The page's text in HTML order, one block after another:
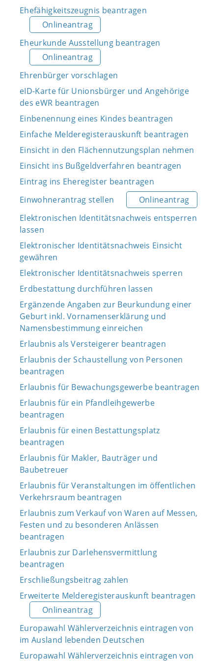
Ehefähigkeitszeugnis beantragen
Onlineantrag
Eheurkunde Ausstellung beantragen
Onlineantrag
Ehrenbürger vorschlagen
eID-Karte für Unionsbürger und Angehörige
des eWR beantragen
Einbenennung eines Kindes beantragen
Einfache Melderegisterauskunft beantragen
Einsicht in den Flächennutzungsplan nehmen
Einsicht ins Bußgeldverfahren beantragen
Eintrag ins Eheregister beantragen
Einwohnerantrag stellen
Onlineantrag
Elektronischen Identitätsnachweis entsperren
lassen
Elektronischer Identitätsnachweis Einsicht
gewähren
Elektronischer Identitätsnachweis sperren
Erdbestattung durchführen lassen
Ergänzende Angaben zur Beurkundung einer
Geburt inkl. Vornamenserklärung und
Namensbestimmung einreichen
Erlaubnis als Versteigerer beantragen
Erlaubnis der Schaustellung von Personen
beantragen
Erlaubnis für Bewachungsgewerbe beantragen
Erlaubnis für ein Pfandleihgewerbe
beantragen
Erlaubnis für einen Bestattungsplatz
beantragen
Erlaubnis für Makler, Bauträger und
Baubetreuer
Erlaubnis für Veranstaltungen im öffentlichen
Verkehrsraum beantragen
Erlaubnis zum Verkauf von Waren auf Messen,
Festen und zu besonderen Anlässen
beantragen
Erlaubnis zur Darlehensvermittlung
beantragen
Erschließungsbeitrag zahlen
Erweiterte Melderegisterauskunft beantragen
Onlineantrag
Europawahl Wählerverzeichnis eintragen von
im Ausland lebenden Deutschen
Europawahl Wählerverzeichnis eintragen von